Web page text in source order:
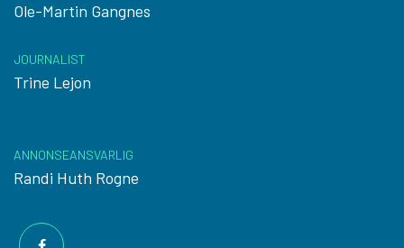
Ole-Martin Gangnes
JOURNALIST
Trine Lejon
ANNONSEANSVARLIG
Randi Huth Rogne